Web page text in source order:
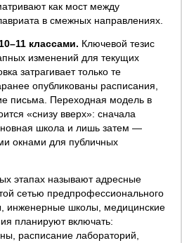
как мост между
в смежных направлениях.
классами. Ключевой тезис
изменений для текущих
затрагивает только те
опубликованы расписания,
письма. Переходная модель в
«снизу вверх»: сначала
школа и лишь затем —
окнами для публичных
этапах называют адресные
сетью предпрофессионального
инженерные школы, медицинские
планируют включать:
расписание лабораторий,